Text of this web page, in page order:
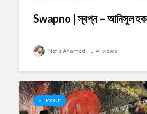
Swapno | স্বপ্ন – আনিসুল হক
Nafis Ahamed 41 views
A-HOQUE